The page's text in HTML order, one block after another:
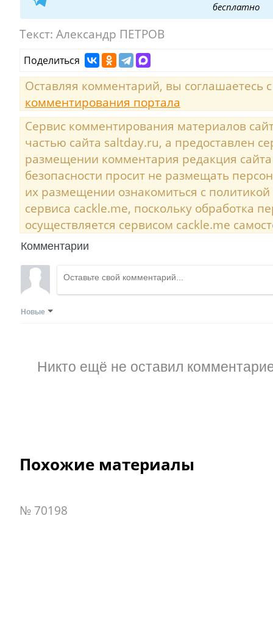
бесплатно
Текст: Александр ПЕТРОВ
Поделиться
Оставляя комментарий, вы соглашаетесь
комментирования портала
Сервис комментирования материалов
частью сайта saltday.ru, а предоставлен
размещении комментария редакция
безопасности просит не размещать
их размещении ознакомиться с
сервиса cackle.me, поскольку обработка
осуществляется сервисом cackle.me
Комментарии
Новые
Никто ещё не оставил
Похожие материалы
№ 70198